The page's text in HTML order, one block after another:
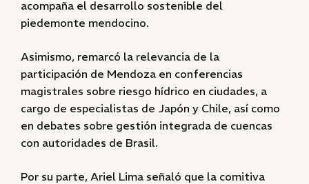
acompaña el desarrollo sostenible del
piedemonte mendocino.
Asimismo, remarcó la relevancia de la
participación de Mendoza en conferencias
magistrales sobre riesgo hídrico en ciudades, a
cargo de especialistas de Japón y Chile, así como
en debates sobre gestión integrada de cuencas
con autoridades de Brasil.
Por su parte, Ariel Lima señaló que la comitiva